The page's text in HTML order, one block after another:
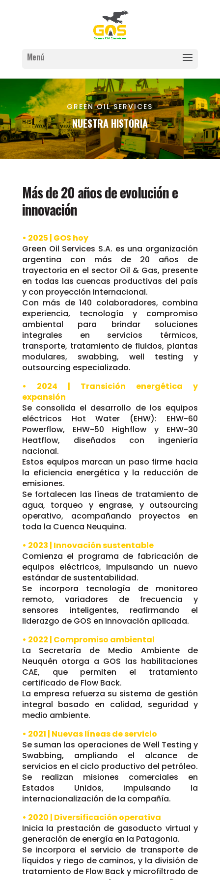
GREEN OIL SERVICES
NUESTRA HISTORIA
Más de 20 años de evolución e
innovación
• 2025 | GOS hoy
Green Oil Services S.A. es una organización
argentina con más de 20 años de
trayectoria en el sector Oil & Gas, presente
en todas las cuencas productivas del país
y con proyección internacional.
Con más de 140 colaboradores, combina
experiencia, tecnología y compromiso
ambiental para brindar soluciones
integrales en servicios térmicos,
transporte, tratamiento de fluidos, plantas
modulares, swabbing, well testing y
outsourcing especializado.
• 2024 | Transición energética y
expansión
Se consolida el desarrollo de los equipos
eléctricos Hot Water (EHW): EHW-60
Powerflow, EHW-50 Highflow y EHW-30
Heatflow, diseñados con ingeniería
nacional.
Estos equipos marcan un paso firme hacia
la eficiencia energética y la reducción de
emisiones.
Se fortalecen las líneas de tratamiento de
agua, torqueo y engrase, y outsourcing
operativo, acompañando proyectos en
toda la Cuenca Neuquina.
• 2023 | Innovación sustentable
Comienza el programa de fabricación de
equipos eléctricos, impulsando un nuevo
estándar de sustentabilidad.
Se incorpora tecnología de monitoreo
remoto, variadores de frecuencia y
sensores inteligentes, reafirmando el
liderazgo de GOS en innovación aplicada.
• 2022 | Compromiso ambiental
La Secretaría de Medio Ambiente de
Neuquén otorga a GOS las habilitaciones
CAE, que permiten el tratamiento
certificado de Flow Back.
La empresa refuerza su sistema de gestión
integral basado en calidad, seguridad y
medio ambiente.
• 2021 | Nuevas líneas de servicio
Se suman las operaciones de Well Testing y
Swabbing, ampliando el alcance de
servicios en el ciclo productivo del petróleo.
Se realizan misiones comerciales en
Estados Unidos, impulsando la
internacionalización de la compañía.
• 2020 | Diversificación operativa
Inicia la prestación de gasoducto virtual y
generación de energía en la Patagonia.
Se incorpora el servicio de transporte de
líquidos y riego de caminos, y la división de
tratamiento de Flow Back y microfiltrado de